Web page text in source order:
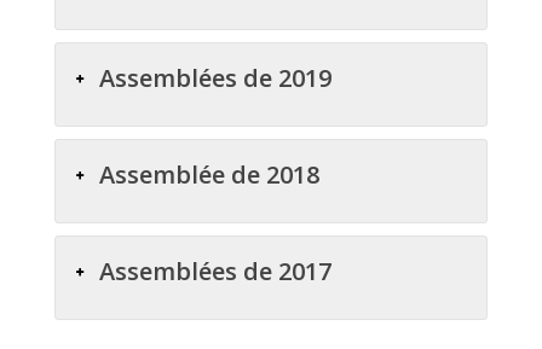
Assemblées de 2019
Assemblée de 2018
Assemblées de 2017